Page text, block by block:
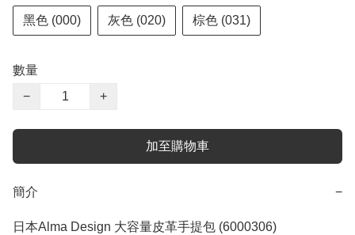
黑色 (000) 灰色 (020) 棕色 (031)
數量
−
+
加至購物車
簡介 −
日本Alma Design 大容量皮革手提包 (6000306)